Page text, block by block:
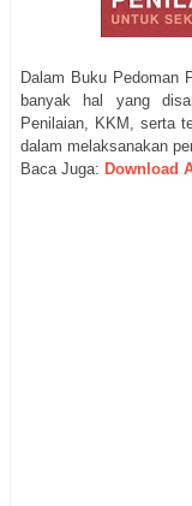
Dalam Buku Pedoman
banyak hal yang
Penilaian, KKM, serta
dalam melaksanakan
Baca Juga: Download